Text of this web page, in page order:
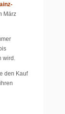
März
wird.
den Kauf